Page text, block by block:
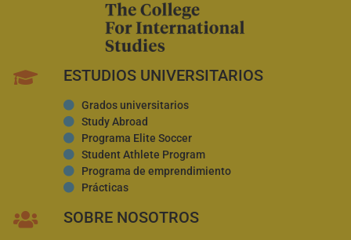
ESTUDIOS UNIVERSITARIOS
Grados universitarios
Study Abroad
Programa Elite Soccer
Student Athlete Program
Programa de emprendimiento
Prácticas
SOBRE NOSOTROS